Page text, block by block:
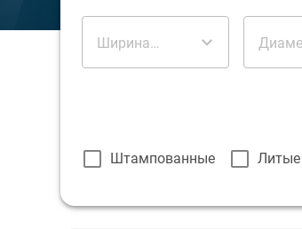
Ширина
Штампованные Литые